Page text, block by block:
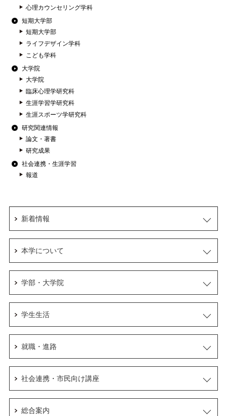
心理カウンセリング学科
短期大学部
短期大学部
ライフデザイン学科
こども学科
大学院
大学院
臨床心理学研究科
生涯学習学研究科
生涯スポーツ学研究科
研究関連情報
論文・著書
研究成果
社会連携・生涯学習
報道
新着情報
本学について
学部・大学院
学生生活
就職・進路
社会連携・市民向け講座
総合案内